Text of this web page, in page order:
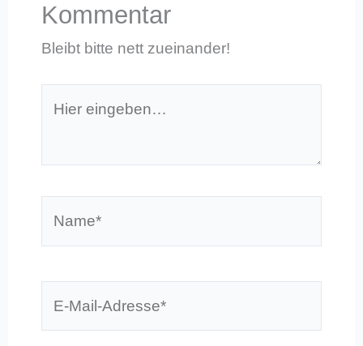
Kommentar
Bleibt bitte nett zueinander!
eingeben…